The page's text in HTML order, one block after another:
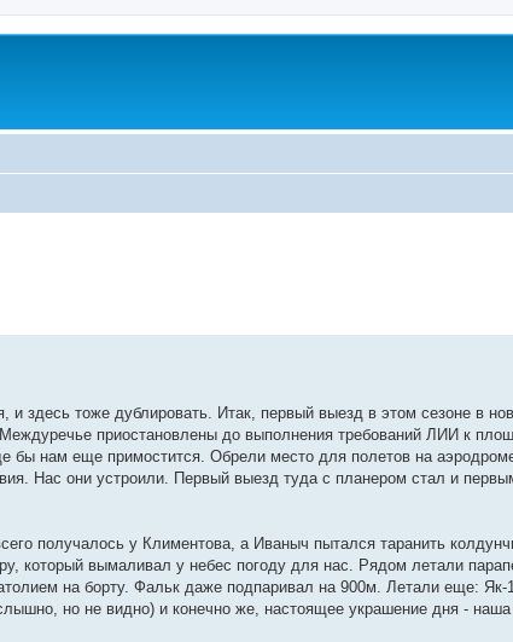
здесь тоже дублировать. Итак, первый выезд в этом сезоне в
приостановлены до выполнения требований ЛИИ к
бы нам еще примостится. Обрели место для полетов на
Нас они устроили. Первый выезд туда с планером стал и
получалось у Климентова, а Иваныч пытался таранить
который вымаливал у небес погоду для нас. Рядом летали
на борту. Фальк даже подпаривал на 900м. Летали еще: Як-
но не видно) и конечно же, настоящее украшение дня -